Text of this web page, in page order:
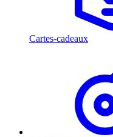
Cartes-cadeaux